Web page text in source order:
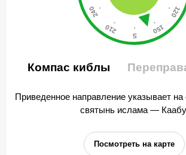
Компас киблы
Приведенное направление указывает на
святынь ислама —
Посмотреть на карте